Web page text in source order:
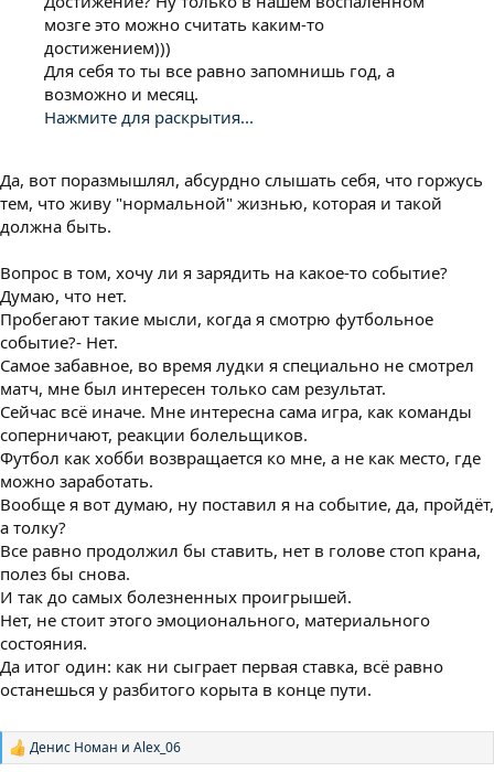
мозге это можно считать каким-то
достижением)))
Для себя то ты все равно запомнишь год, а
возможно и месяц.
Нажмите для раскрытия...
Да, вот поразмышлял, абсурдно слышать себя, что горжусь
тем, что живу "нормальной" жизнью, которая и такой
должна быть.
Вопрос в том, хочу ли я зарядить на какое-то событие?
Думаю, что нет.
Пробегают такие мысли, когда я смотрю футбольное
событие?- Нет.
Самое забавное, во время лудки я специально не смотрел
матч, мне был интересен только сам результат.
Сейчас всё иначе. Мне интересна сама игра, как команды
соперничают, реакции болельщиков.
Футбол как хобби возвращается ко мне, а не как место, где
можно заработать.
Вообще я вот думаю, ну поставил я на событие, да, пройдёт,
а толку?
Все равно продолжил бы ставить, нет в голове стоп крана,
полез бы снова.
И так до самых болезненных проигрышей.
Нет, не стоит этого эмоционального, материального
состояния.
Да итог один: как ни сыграет первая ставка, всё равно
останешься у разбитого корыта в конце пути.
Р
Денис Номан и Alex_06